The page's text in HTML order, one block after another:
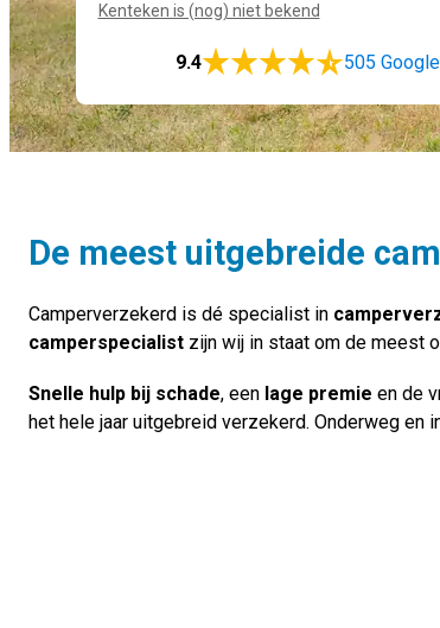
Kenteken is (nog) niet bekend
9.4 505
(opent in
De meest uitgebreide
Camperverzekerd is dé specialist in
camperspecialist zijn wij in staat om de meest
Snelle hulp bij schade, een lage premie en de
het hele jaar uitgebreid verzekerd. Onderweg en